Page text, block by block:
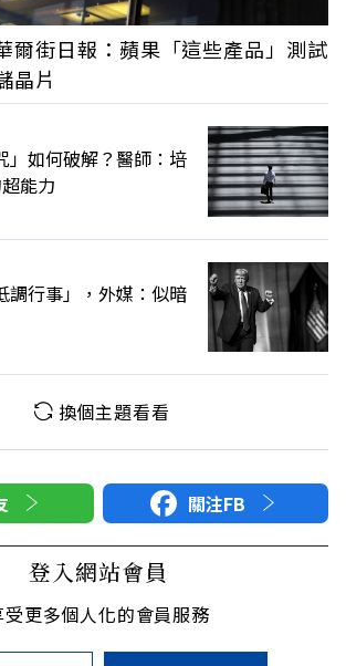
爾街日報：蘋果「這些產品」測試
晶片
」如何破解？醫師：培
能力
調行事」，外媒：似暗
換個主題看看
關注FB
登入網站會員
受更多個人化的會員服務